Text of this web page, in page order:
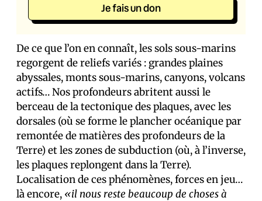
Je fais un don
De ce que l’on en connaît, les sols sous-marins
regorgent de reliefs variés : grandes plaines
abyssales, monts sous-marins, canyons, volcans
actifs… Nos profondeurs abritent aussi le
berceau de la tectonique des plaques, avec les
dorsales (où se forme le plancher océanique par
remontée de matières des profondeurs de la
Terre) et les zones de subduction (où, à l’inverse,
les plaques replongent dans la Terre).
Localisation de ces phénomènes, forces en jeu…
là encore, «il nous reste beaucoup de choses à